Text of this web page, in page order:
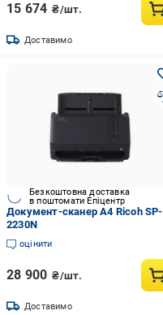
15 674 ₴/шт.
Доставимо
Безкоштовна доставка
в поштомати Епіцентр
Документ-сканер A4 Ricoh SP-
2230N
оцінити
28 900 ₴/шт.
Доставимо